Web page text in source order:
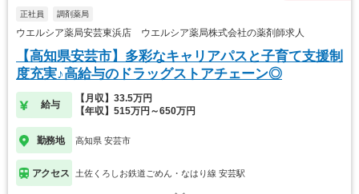
正社員 調剤薬局
ウエルシア薬局安芸東浜店 ウエルシア薬局株式会社の薬剤師求人
【高知県安芸市】多彩なキャリアパスと子育て支援制
度充実♪高給与のドラッグストアチェーン◎
給与
【月収】33.5万円
【年収】515万円～650万円
勤務地 高知県 安芸市
アクセス 土佐くろしお鉄道ごめん・なはり線 安芸駅